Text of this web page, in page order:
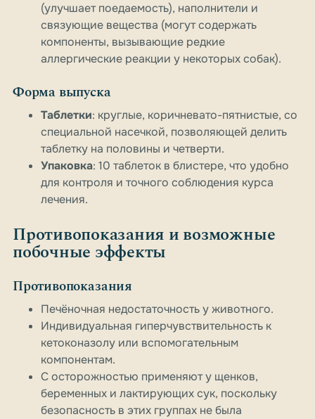
(улучшает поедаемость), наполнители и
связующие вещества (могут содержать
компоненты, вызывающие редкие
аллергические реакции у некоторых собак).
Форма выпуска
Таблетки: круглые, коричневато-пятнистые, со
специальной насечкой, позволяющей делить
таблетку на половины и четверти.
Упаковка: 10 таблеток в блистере, что удобно
для контроля и точного соблюдения курса
лечения.
Противопоказания и возможные
побочные эффекты
Противопоказания
Печёночная недостаточность у животного.
Индивидуальная гиперчувствительность к
кетоконазолу или вспомогательным
компонентам.
С осторожностью применяют у щенков,
беременных и лактирующих сук, поскольку
безопасность в этих группах не была